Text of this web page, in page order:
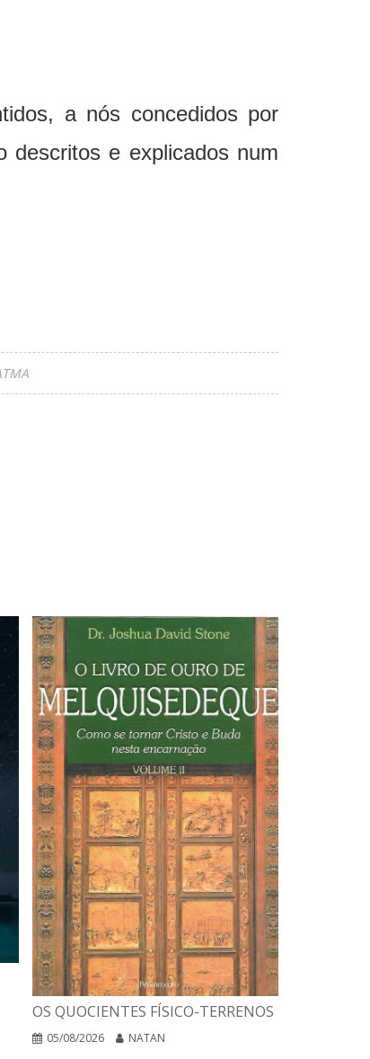
a nós concedidos por
descritos e explicados num
OS QUOCIENTES FÍSICO-TERRENOS
05/08/2026 NATAN